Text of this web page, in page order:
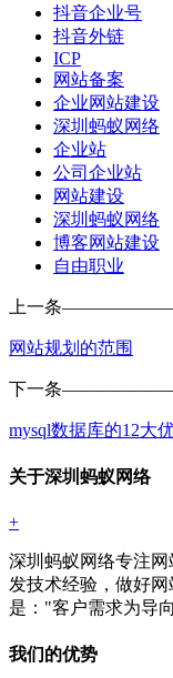
抖音企业号
抖音外链
ICP
网站备案
企业网站建设
深圳蚂蚁网络
企业站
公司企业站
网站建设
深圳蚂蚁网络
博客网站建设
自由职业
上一条
网站规划的范围
下一条
mysql数据库的12大
关于深圳蚂蚁网络
+
深圳蚂蚁网络专注
发技术经验，做好
是："客户需求为导
我们的优势